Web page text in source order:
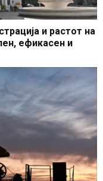
и растот на
ефикасен и